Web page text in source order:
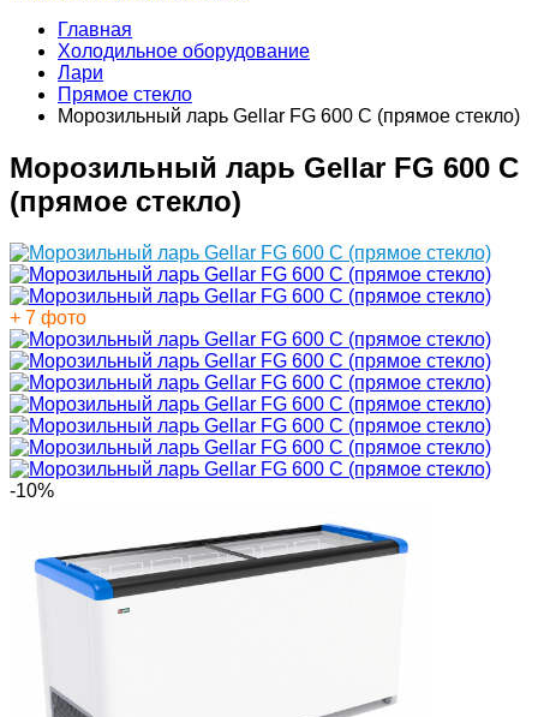
Главная
Холодильное оборудование
Лари
Прямое стекло
Морозильный ларь Gellar FG 600 C (прямое стекло)
Морозильный ларь Gellar FG 600 C
(прямое стекло)
+ 7 фото
-10%